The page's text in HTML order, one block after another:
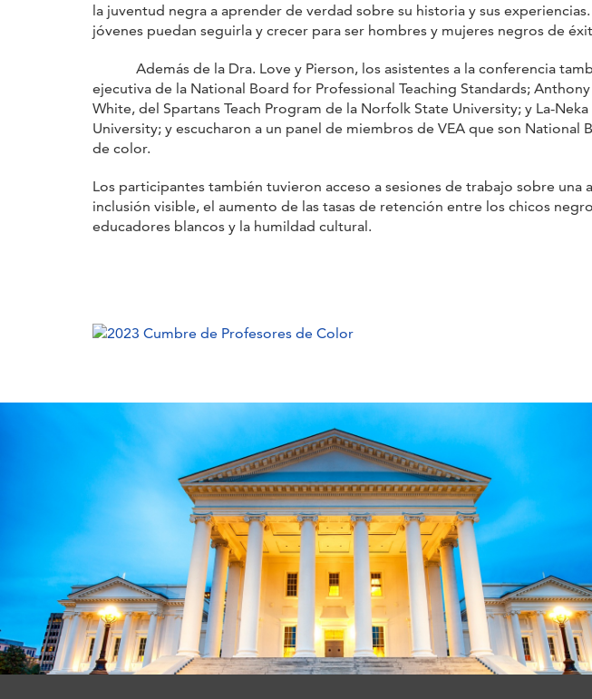
la juventud negra a aprender de verdad sobre su historia y sus
jóvenes puedan seguirla y crecer para ser hombres y mujeres negros de
Además de la Dra. Love y Pierson, los asistentes a la conferencia
ejecutiva de la National Board for Professional Teaching Standards;
White, del Spartans Teach Program de la Norfolk State University; y La-
University; y escucharon a un panel de miembros de VEA que son
de color.
Los participantes también tuvieron acceso a sesiones de trabajo sobre
inclusión visible, el aumento de las tasas de retención entre los chicos
educadores blancos y la humildad cultural.